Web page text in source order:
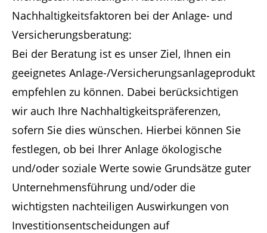
Nachhaltigkeitsfaktoren bei der Anlage- und
Versicherungsberatung:
Bei der Beratung ist es unser Ziel, Ihnen ein
geeignetes Anlage-/Versicherungsanlageprodukt
empfehlen zu können. Dabei berücksichtigen
wir auch Ihre Nachhaltigkeitspräferenzen,
sofern Sie dies wünschen. Hierbei können Sie
festlegen, ob bei Ihrer Anlage ökologische
und/oder soziale Werte sowie Grundsätze guter
Unternehmensführung und/oder die
wichtigsten nachteiligen Auswirkungen von
Investitionsentscheidungen auf